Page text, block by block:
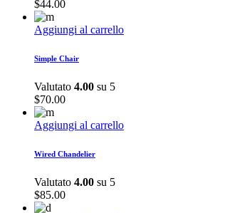
$44.00
Aggiungi al carrello
Simple Chair
Valutato 4.00 su 5
$70.00
Aggiungi al carrello
Wired Chandelier
Valutato 4.00 su 5
$85.00